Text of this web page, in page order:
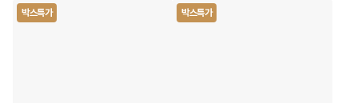
박스특가 박스특가